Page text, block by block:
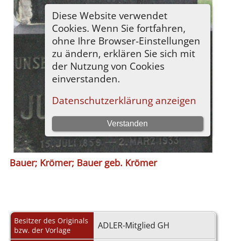
Bauer; Krömer; Bauer geb. Krömer
Besitzer des Originals
bzw. der Vorlage
ADLER-Mitglied GH